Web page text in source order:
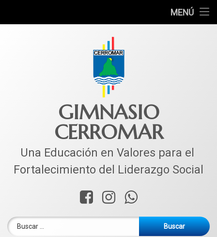
MENÚ
CONTACTO
GIMNASIO
CERROMAR
Una Educación en Valores para el
Fortalecimiento del Liderazgo Social
Facebook
InstagramWhatsApp